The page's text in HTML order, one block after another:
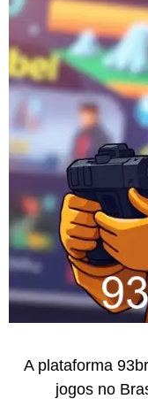
A plataforma
jogos no